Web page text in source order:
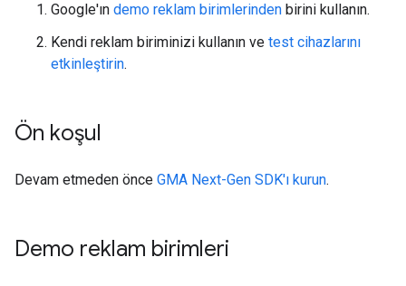
Google'ın demo reklam birimlerinden birini kullanın.
Kendi reklam biriminizi kullanın ve test cihazlarını
etkinleştirin.
Ön koşul
Devam etmeden önce GMA Next-Gen SDK'ı kurun.
Demo reklam birimleri